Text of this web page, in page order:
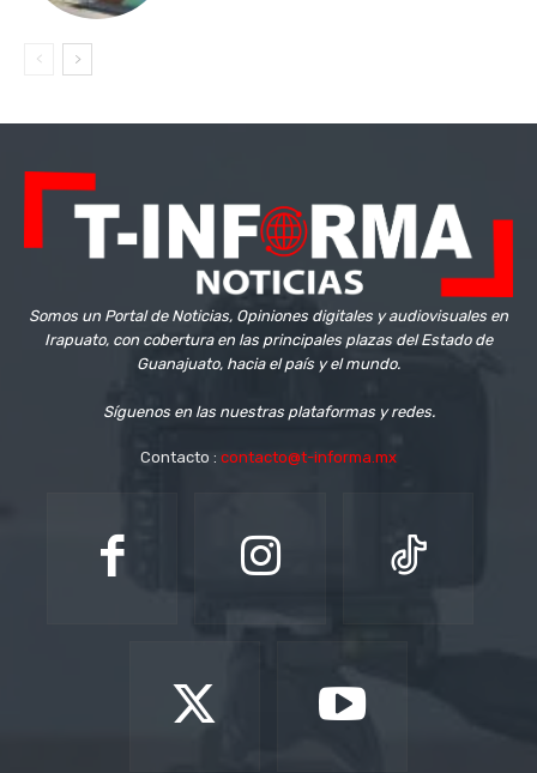
Somos un Portal de Noticias, Opiniones digitales y audiovisuales en
Irapuato, con cobertura en las principales plazas del Estado de
Guanajuato, hacia el país y el mundo.
Síguenos en las nuestras plataformas y redes.
Contacto : contacto@t-informa.mx